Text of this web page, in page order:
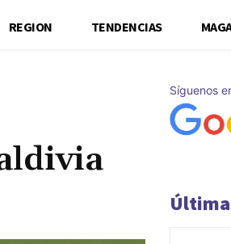
REGION TENDENCIAS
Síguenos